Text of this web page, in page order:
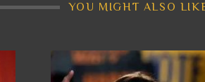
YOU MIGHT ALSO